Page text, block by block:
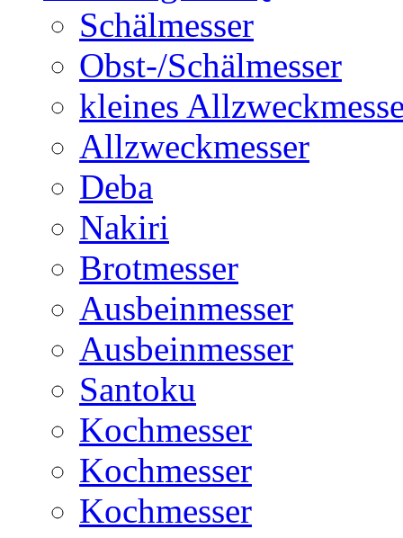
Schälmesser
Obst-/Schälmesser
kleines
Allzweckmesser
Deba
Nakiri
Brotmesser
Ausbeinmesser
Ausbeinmesser
Santoku
Kochmesser
Kochmesser
Kochmesser